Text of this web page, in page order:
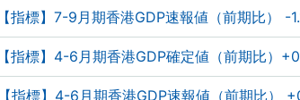
【指標】7-9月期香港GDP速報値（前期比） -
【指標】4-6月期香港GDP確定値（前期比）
【指標】4-6月期香港GDP速報値（前期比）